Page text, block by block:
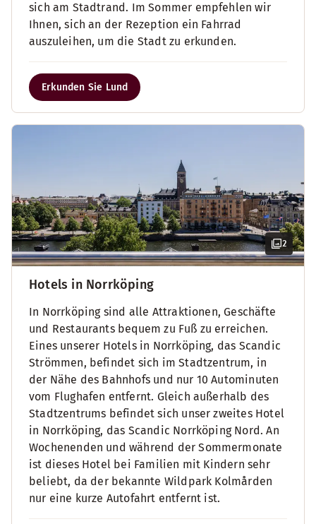
sich am Stadtrand. Im Sommer empfehlen wir
Ihnen, sich an der Rezeption ein Fahrrad
auszuleihen, um die Stadt zu erkunden.
Erkunden Sie Lund
2
Hotels in Norrköping
In Norrköping sind alle Attraktionen, Geschäfte
und Restaurants bequem zu Fuß zu erreichen.
Eines unserer Hotels in Norrköping, das Scandic
Strömmen, befindet sich im Stadtzentrum, in
der Nähe des Bahnhofs und nur 10 Autominuten
vom Flughafen entfernt. Gleich außerhalb des
Stadtzentrums befindet sich unser zweites Hotel
in Norrköping, das Scandic Norrköping Nord. An
Wochenenden und während der Sommermonate
ist dieses Hotel bei Familien mit Kindern sehr
beliebt, da der bekannte Wildpark Kolmården
nur eine kurze Autofahrt entfernt ist.